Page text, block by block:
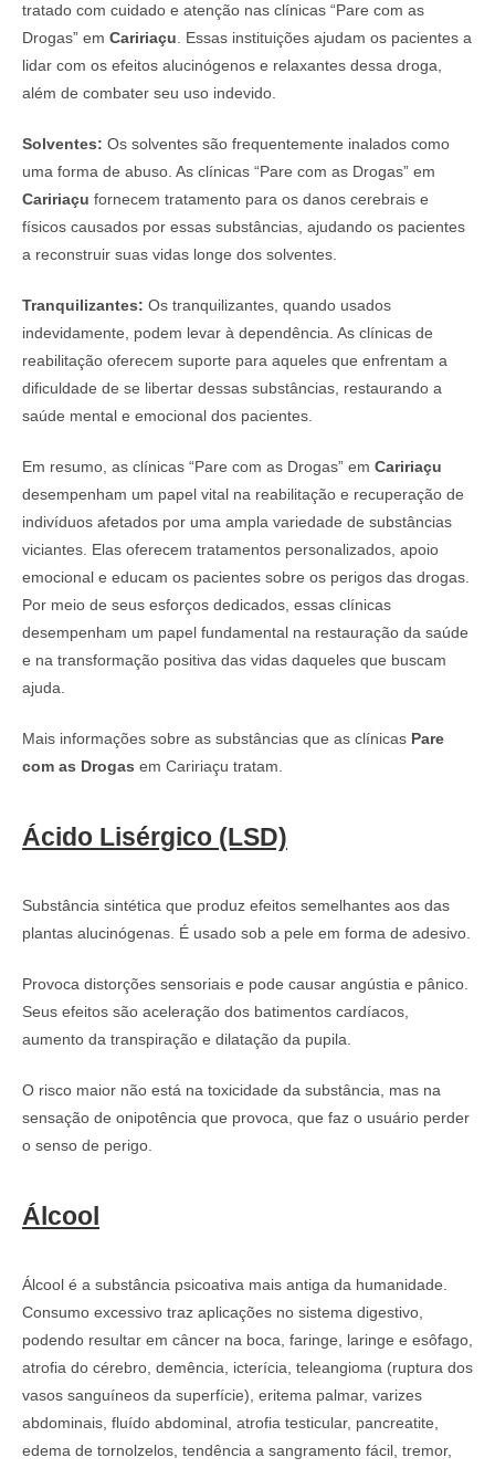
tratado com cuidado e atenção nas clínicas “Pare com as
Drogas” em Caririaçu . Essas instituições ajudam os pacientes a
lidar com os efeitos alucinógenos e relaxantes dessa droga,
além de combater seu uso indevido.
Solventes: Os solventes são frequentemente inalados como
uma forma de abuso. As clínicas “Pare com as Drogas” em
Caririaçu fornecem tratamento para os danos cerebrais e
físicos causados por essas substâncias, ajudando os pacientes
a reconstruir suas vidas longe dos solventes.
Tranquilizantes: Os tranquilizantes, quando usados
indevidamente, podem levar à dependência. As clínicas de
reabilitação oferecem suporte para aqueles que enfrentam a
dificuldade de se libertar dessas substâncias, restaurando a
saúde mental e emocional dos pacientes.
Em resumo, as clínicas “Pare com as Drogas” em Caririaçu
desempenham um papel vital na reabilitação e recuperação de
indivíduos afetados por uma ampla variedade de substâncias
viciantes. Elas oferecem tratamentos personalizados, apoio
emocional e educam os pacientes sobre os perigos das drogas.
Por meio de seus esforços dedicados, essas clínicas
desempenham um papel fundamental na restauração da saúde
e na transformação positiva das vidas daqueles que buscam
ajuda.
Mais informações sobre as substâncias que as clínicas Pare
com as Drogas em Caririaçu tratam.
Ácido Lisérgico (LSD)
Substância sintética que produz efeitos semelhantes aos das
plantas alucinógenas. É usado sob a pele em forma de adesivo.
Provoca distorções sensoriais e pode causar angústia e pânico.
Seus efeitos são aceleração dos batimentos cardíacos,
aumento da transpiração e dilatação da pupila.
O risco maior não está na toxicidade da substância, mas na
sensação de onipotência que provoca, que faz o usuário perder
o senso de perigo.
Álcool
Álcool é a substância psicoativa mais antiga da humanidade.
Consumo excessivo traz aplicações no sistema digestivo,
podendo resultar em câncer na boca, faringe, laringe e esôfago,
atrofia do cérebro, demência, icterícia, teleangioma (ruptura dos
vasos sanguíneos da superfície), eritema palmar, varizes
abdominais, fluído abdominal, atrofia testicular, pancreatite,
edema de tornolzelos, tendência a sangramento fácil, tremor,